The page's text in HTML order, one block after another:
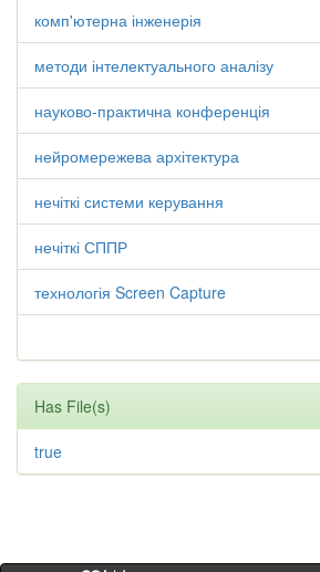
комп'ютерна інженерія
методи інтелектуального аналізу
науково-практична конференція
нейромережева архітектура
нечіткі системи керування
нечіткі СППР
технологія Screen Capture
Has File(s)
true